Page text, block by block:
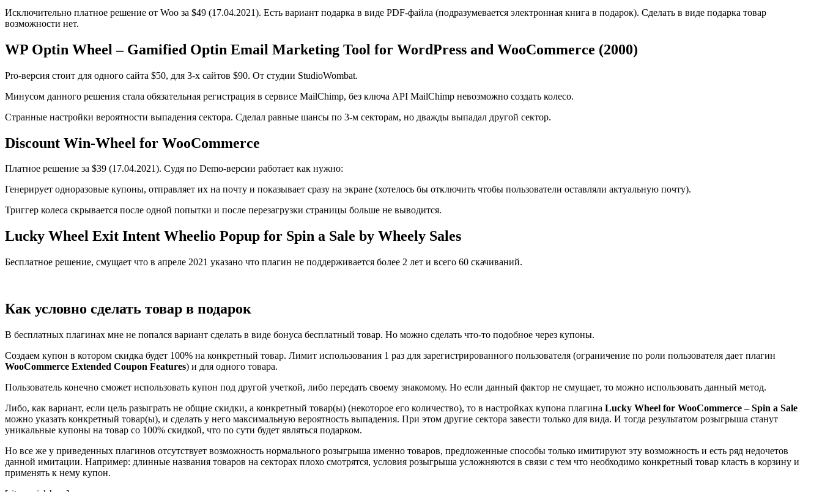
Исключительно платное решение от Woo за $49 (17.04.2021). Есть вариант подарка в виде PDF-файла (подразумевается электронная книга в подарок). Сделать в виде подарка товар
возможности нет.
WP Optin Wheel – Gamified Optin Email Marketing Tool for WordPress and WooCommerce (2000)
Pro-версия стоит для одного сайта $50, для 3-х сайтов $90. От студии StudioWombat.
Минусом данного решения стала обязательная регистрация в сервисе MailChimp, без ключа API MailChimp невозможно создать колесо.
Странные настройки вероятности выпадения сектора. Сделал равные шансы по 3-м секторам, но дважды выпадал другой сектор.
Discount Win-Wheel for WooCommerce
Платное решение за $39 (17.04.2021). Судя по Demo-версии работает как нужно:
Генерирует одноразовые купоны, отправляет их на почту и показывает сразу на экране (хотелось бы отключить чтобы пользователи оставляли актуальную почту).
Триггер колеса скрывается после одной попытки и после перезагрузки страницы больше не выводится.
Lucky Wheel Exit Intent Wheelio Popup for Spin a Sale by Wheely Sales
Бесплатное решение, смущает что в апреле 2021 указано что плагин не поддерживается более 2 лет и всего 60 скачиваний.
Как условно сделать товар в подарок
В бесплатных плагинах мне не попался вариант сделать в виде бонуса бесплатный товар. Но можно сделать что-то подобное через купоны.
Создаем купон в котором скидка будет 100% на конкретный товар. Лимит использования 1 раз для зарегистрированного пользователя (ограничение по роли пользователя дает плагин
WooCommerce Extended Coupon Features) и для одного товара.
Пользователь конечно сможет использовать купон под другой учеткой, либо передать своему знакомому. Но если данный фактор не смущает, то можно использовать данный метод.
Либо, как вариант, если цель разыграть не общие скидки, а конкретный товар(ы) (некоторое его количество), то в настройках купона плагина Lucky Wheel for WooCommerce – Spin a Sale
можно указать конкретный товар(ы), и сделать у него максимальную вероятность выпадения. При этом другие сектора завести только для вида. И тогда результатом розыгрыша станут
уникальные купоны на товар со 100% скидкой, что по сути будет являться подарком.
Но все же у приведенных плагинов отсутствует возможность нормального розыгрыша именно товаров, предложенные способы только имитируют эту возможность и есть ряд недочетов
данной имитации. Например: длинные названия товаров на секторах плохо смотрятся, условия розыгрыша усложняются в связи с тем что необходимо конкретный товар класть в корзину и
применять к нему купон.